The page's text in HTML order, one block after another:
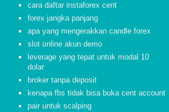
cara daftar instaforex cent
forex jangka panjang
apa yang mengerakkan candle forex
slot online akun demo
leverage yang tepat untuk modal 10
dolar
broker tanpa deposit
kenapa fbs tidak bisa buka cent account
pair untuk scalping